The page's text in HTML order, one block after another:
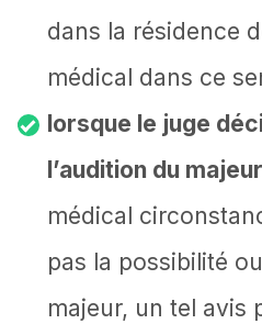
dans la résidence
médical dans ce
lorsque le juge
l’audition du majeur
médical
pas la possibilité
majeur, un tel avis